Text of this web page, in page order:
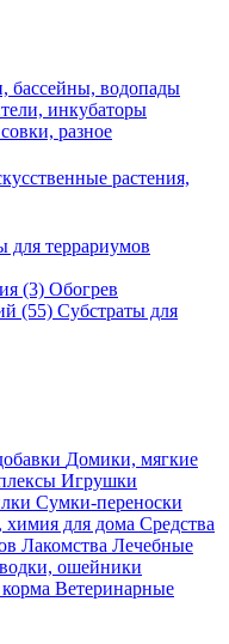
бассейны, водопады
инкубаторы
разное
растения,
для террариумов
(3) Обогрев
(55) Субстраты для
Домики, мягкие
Игрушки
Сумки-переноски
химия для дома Средства
Лакомства Лечебные
ошейники
Ветеринарные